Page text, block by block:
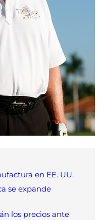
en EE. UU.
se expande
los precios ante